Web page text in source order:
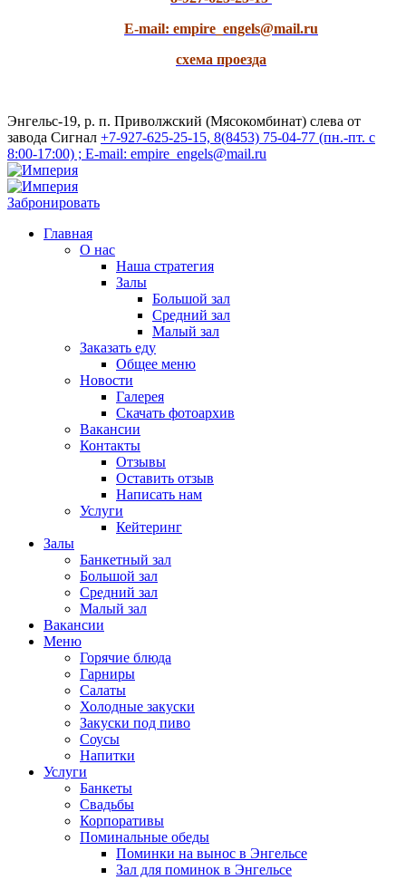
E-mail: empire_engels@mail.ru
схема проезда
Энгельс-19, р. п. Приволжский (Мясокомбинат) слева от
завода Сигнал +7-927-625-25-15, 8(8453) 75-04-77 (пн.-пт. с
8:00-17:00) ; E-mail: empire_engels@mail.ru
Забронировать
Главная
О нас
Наша стратегия
Залы
Большой зал
Средний зал
Малый зал
Заказать еду
Общее меню
Новости
Галерея
Скачать фотоархив
Вакансии
Контакты
Отзывы
Оставить отзыв
Написать нам
Услуги
Кейтеринг
Залы
Банкетный зал
Большой зал
Средний зал
Малый зал
Вакансии
Меню
Горячие блюда
Гарниры
Салаты
Холодные закуски
Закуски под пиво
Соусы
Напитки
Услуги
Банкеты
Свадьбы
Корпоративы
Поминальные обеды
Поминки на вынос в Энгельсе
Зал для поминок в Энгельсе